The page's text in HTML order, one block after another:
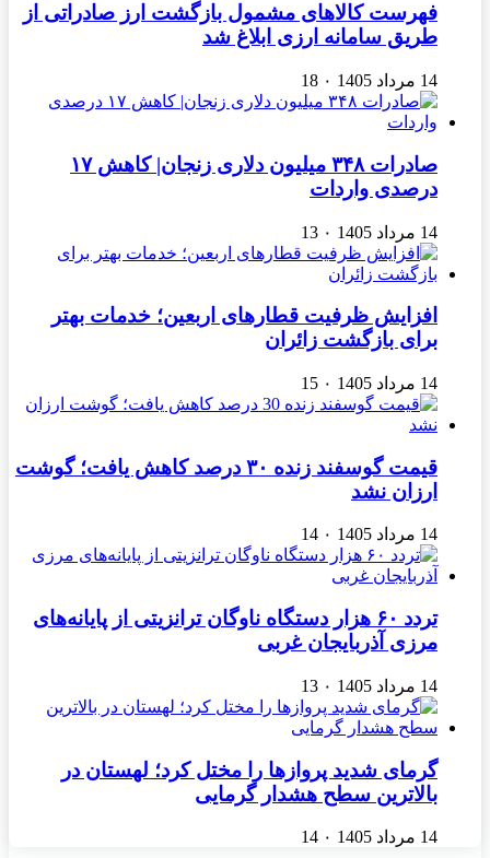
فهرست کالاهای مشمول بازگشت ارز صادراتی از
طریق سامانه ارزی ابلاغ شد
14 مرداد 1405 ۰ 18
صادرات ۳۴۸ میلیون دلاری زنجان| ‌کاهش ۱۷
درصدی واردات
14 مرداد 1405 ۰ 13
افزایش ظرفیت قطارهای اربعین؛ خدمات بهتر
برای بازگشت زائران
14 مرداد 1405 ۰ 15
قیمت گوسفند زنده ۳۰ درصد کاهش یافت؛ گوشت
ارزان نشد
14 مرداد 1405 ۰ 14
تردد ۶۰ هزار دستگاه ناوگان ترانزیتی از پایانه‌های
مرزی آذربایجان ‌غربی
14 مرداد 1405 ۰ 13
گرمای شدید پروازها را مختل کرد؛ لهستان در
بالاترین سطح هشدار گرمایی
14 مرداد 1405 ۰ 14